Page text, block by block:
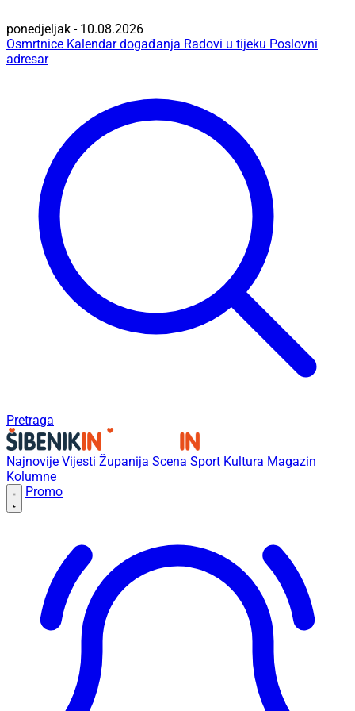
ponedjeljak - 10.08.2026
Osmrtnice Kalendar događanja Radovi u tijeku Poslovni
adresar
Pretraga
Najnovije Vijesti Županija Scena Sport Kultura Magazin
Kolumne
Promo